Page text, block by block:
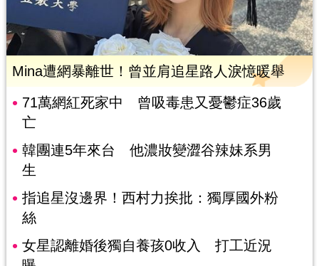
Mina遭網暴離世！曾並肩追星路人淚憶暖舉
71萬網紅死家中 曾吸毒患又憂鬱症36歲
亡
韓團連5年來台 他濃妝變澀谷辣妹系男
生
指追星沒邊界！西村力挨批：獨厚國外粉
絲
女星認離婚後獨自養孩0收入 打工近況